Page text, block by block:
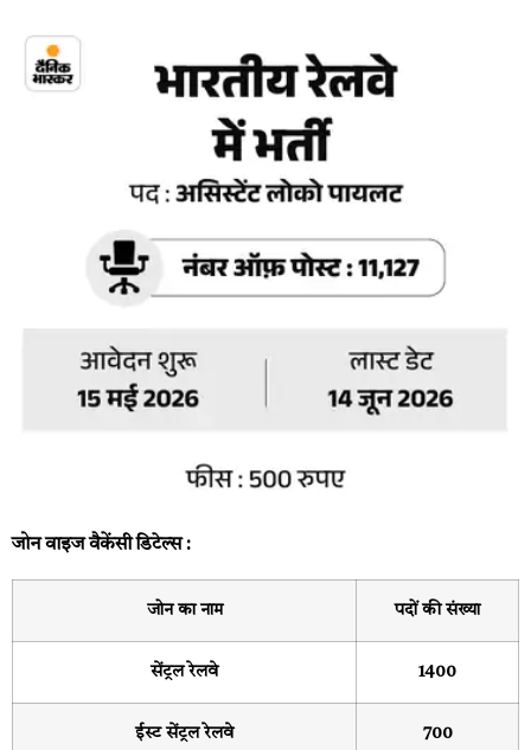
जोन वाइज वैकेंसी डिटेल्स :
जोन का नाम पदों की संख्या
सेंट्रल रेलवे 1400
ईस्ट सेंट्रल रेलवे 700